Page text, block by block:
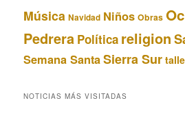
Música Navidad Niños Obras
Pedrera Política religion
Semana Santa Sierra Sur
NOTICIAS MÁS VISITADAS